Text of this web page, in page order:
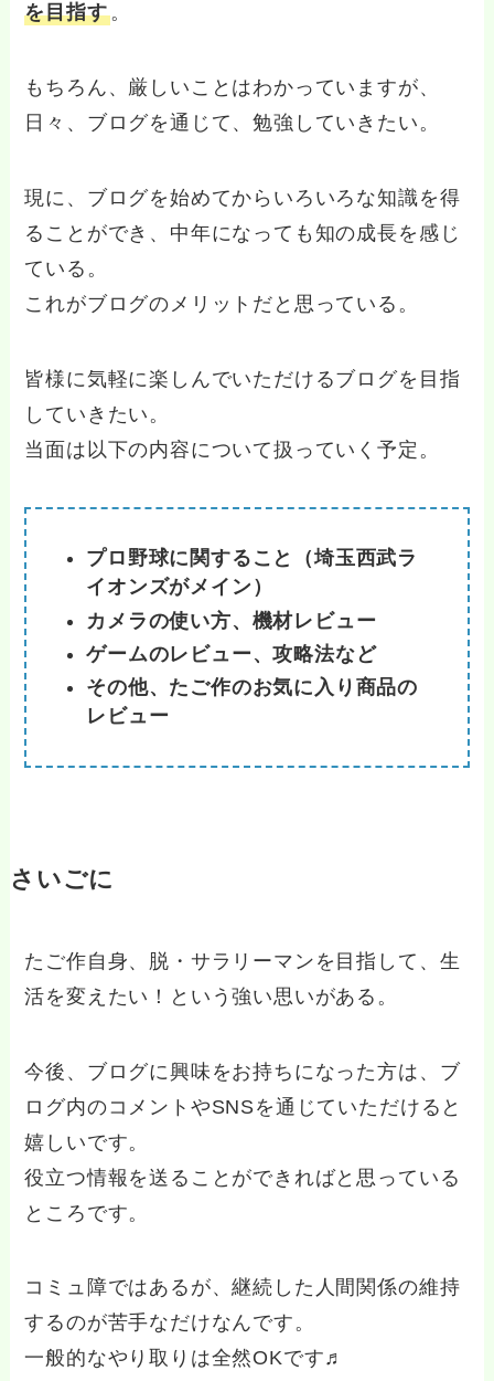
を目指す。
もちろん、厳しいことはわかっていますが、
日々、ブログを通じて、勉強していきたい。
現に、ブログを始めてからいろいろな知識を得
ることができ、中年になっても知の成長を感じ
ている。
これがブログのメリットだと思っている。
皆様に気軽に楽しんでいただけるブログを目指
していきたい。
当面は以下の内容について扱っていく予定。
プロ野球に関すること（埼玉西武ラ
イオンズがメイン）
カメラの使い方、機材レビュー
ゲームのレビュー、攻略法など
その他、たご作のお気に入り商品の
レビュー
さいごに
たご作自身、脱・サラリーマンを目指して、生
活を変えたい！という強い思いがある。
今後、ブログに興味をお持ちになった方は、ブ
ログ内のコメントやSNSを通じていただけると
嬉しいです。
役立つ情報を送ることができればと思っている
ところです。
コミュ障ではあるが、継続した人間関係の維持
するのが苦手なだけなんです。
一般的なやり取りは全然OKです♬